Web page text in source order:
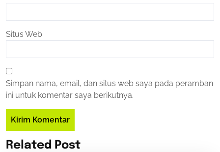
Situs Web
Simpan nama, email, dan situs web saya pada peramban
ini untuk komentar saya berikutnya.
Related Post